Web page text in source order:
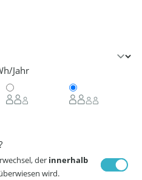
Jahr
der innerhalb
wird.